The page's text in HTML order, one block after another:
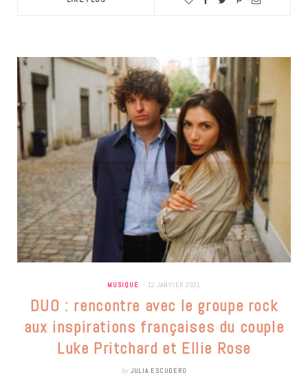
MUSIQUE 12 JANVIER 2021
DUO : rencontre avec le groupe rock
aux inspirations françaises du couple
Luke Pritchard et Ellie Rose
by JULIA ESCUDERO